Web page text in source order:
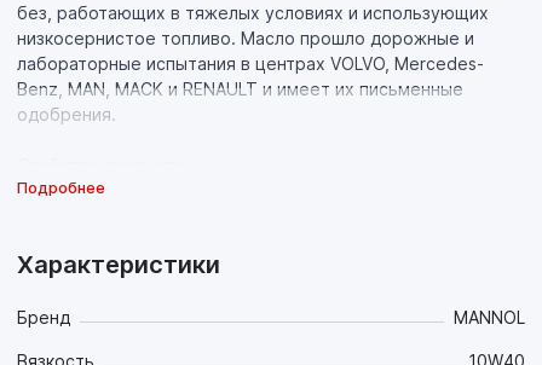
без, работающих в тяжелых условиях и использующих
низкосернистое топливо. Масло прошло дорожные и
лабораторные испытания в центрах VOLVO, Mercedes-
Benz, MAN, MACK и RENAULT и имеет их письменные
одобрения.
- Синтетическая основа высочайшего качества с
обеспечивают непревзойдённые антифрикционные,
значительно продлевает ресурс техники на всех, даже
Подробнее
Характеристики
Бренд MANNOL
Вязкость 10W40